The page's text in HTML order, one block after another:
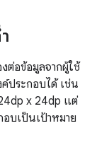
ต่อข้อมูลจากผู้ใช้
ประกอบได้ เช่น
x 24dp แต่
บเป็นเป้าหมาย